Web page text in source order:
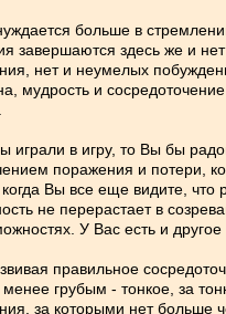
больше в
завершаются здесь же и
нет и неумелых
мудрость и
играли в игру, то Вы бы
поражения и потери,
Вы все еще видите, что
не перерастает в
У Вас есть и
правильное
менее грубым - тонкое, за
за которыми нет больше